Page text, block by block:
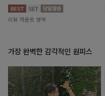
리뷰 카운트 영역
가장 완벽한 감각적인 원피스